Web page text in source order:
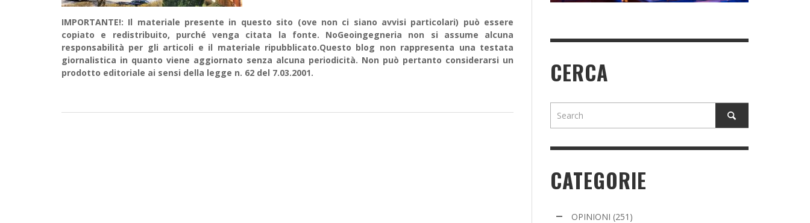
IMPORTANTE!: Il materiale presente in questo sito (ove non ci siano avvisi particolari) può essere
copiato e redistribuito, purché venga citata la fonte. NoGeoingegneria non si assume alcuna
responsabilità per gli articoli e il materiale ripubblicato.Questo blog non rappresenta una testata
giornalistica in quanto viene aggiornato senza alcuna periodicità. Non può pertanto considerarsi un
prodotto editoriale ai sensi della legge n. 62 del 7.03.2001.
CERCA
CATEGORIE
OPINIONI (251)